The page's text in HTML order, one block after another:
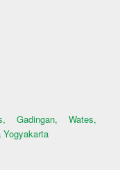
Gadingan, Wates,